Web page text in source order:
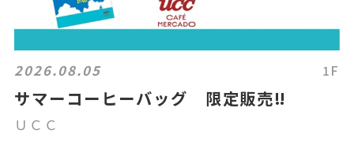
2026.08.05 1F
サマーコーヒーバッグ 限定販売‼
ＵＣＣ